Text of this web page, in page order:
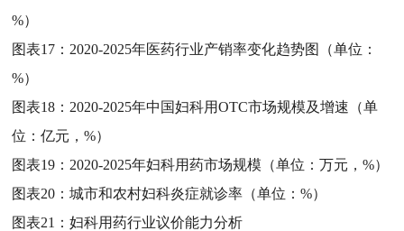
%）
图表17： 2020-2025年医药行业产销率变化趋势图（单位：
%）
图表18： 2020-2025年中国妇科用OTC市场规模及增速（单
位：亿元，%）
图表19： 2020-2025年妇科用药市场规模（单位：万元，%）
图表20：城市和农村妇科炎症就诊率（单位：%）
图表21：妇科用药行业议价能力分析